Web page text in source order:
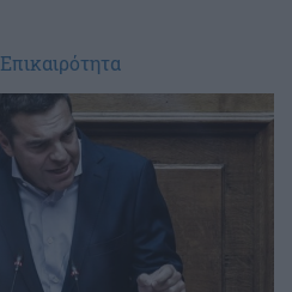
Επικαιρότητα